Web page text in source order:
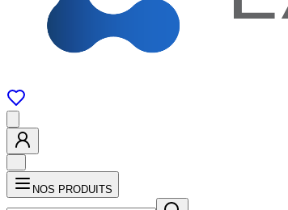
NOS PRODUITS